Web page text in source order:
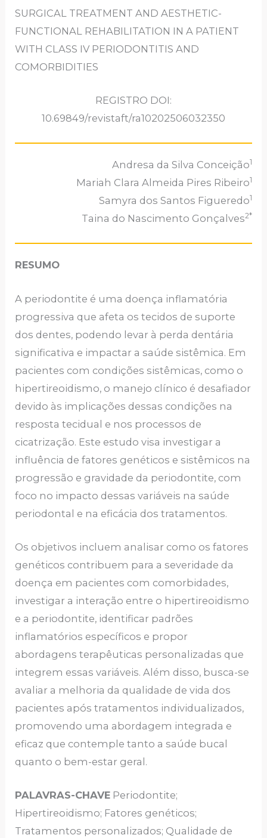
SURGICAL TREATMENT AND AESTHETIC-
FUNCTIONAL REHABILITATION IN A PATIENT
WITH CLASS IV PERIODONTITIS AND
COMORBIDITIES
REGISTRO DOI:
10.69849/revistaft/ra10202506032350
Andresa da Silva Conceição1
Mariah Clara Almeida Pires Ribeiro1
Samyra dos Santos Figueredo1
Taina do Nascimento Gonçalves2*
RESUMO
A periodontite é uma doença inflamatória
progressiva que afeta os tecidos de suporte
dos dentes, podendo levar à perda dentária
significativa e impactar a saúde sistêmica. Em
pacientes com condições sistêmicas, como o
hipertireoidismo, o manejo clínico é desafiador
devido às implicações dessas condições na
resposta tecidual e nos processos de
cicatrização. Este estudo visa investigar a
influência de fatores genéticos e sistêmicos na
progressão e gravidade da periodontite, com
foco no impacto dessas variáveis na saúde
periodontal e na eficácia dos tratamentos.
Os objetivos incluem analisar como os fatores
genéticos contribuem para a severidade da
doença em pacientes com comorbidades,
investigar a interação entre o hipertireoidismo
e a periodontite, identificar padrões
inflamatórios específicos e propor
abordagens terapêuticas personalizadas que
integrem essas variáveis. Além disso, busca-se
avaliar a melhoria da qualidade de vida dos
pacientes após tratamentos individualizados,
promovendo uma abordagem integrada e
eficaz que contemple tanto a saúde bucal
quanto o bem-estar geral.
PALAVRAS-CHAVE Periodontite;
Hipertireoidismo; Fatores genéticos;
Tratamentos personalizados; Qualidade de